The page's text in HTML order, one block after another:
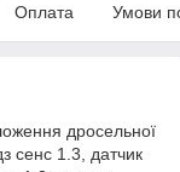
Оплата Умови
дросельної
сенс 1.3, датчик